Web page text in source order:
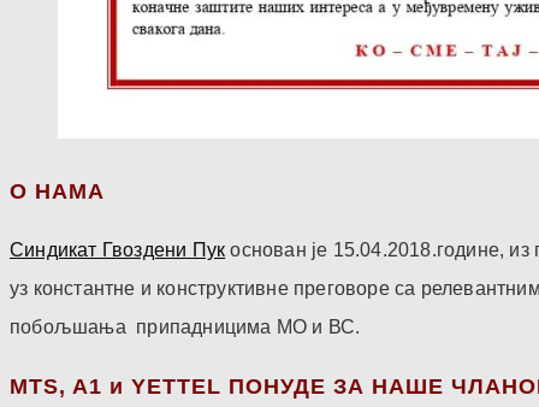
О НАМА
Синдикат Гвоздени Пук основан је 15.04.2018.године,
уз константне и конструктивне преговоре са
побољшања припадницима МО и ВС.
МТS, A1 и YETTEL ПОНУДЕ ЗА НАШЕ